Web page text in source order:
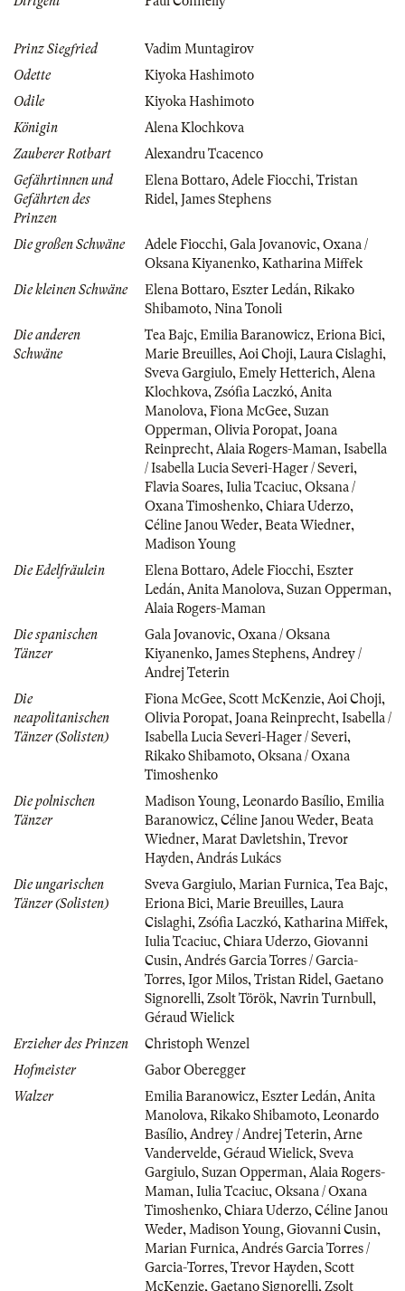
Prinz Siegfried
Vadim Muntagirov
Odette
Kiyoka Hashimoto
Odile
Kiyoka Hashimoto
Königin
Alena Klochkova
Zauberer Rotbart
Alexandru Tcacenco
Gefährtinnen und
Gefährten des
Prinzen
Elena Bottaro, Adele Fiocchi, Tristan
Ridel , James Stephens
Die großen Schwäne Adele Fiocchi, Gala Jovanovic, Oxana /
Oksana Kiyanenko, Katharina Miffek
Die kleinen Schwäne
Elena Bottaro, Eszter Ledán, Rikako
Shibamoto, Nina Tonoli
Die anderen
Schwäne
Tea Bajc, Emilia Baranowicz, Eriona Bici,
Marie Breuilles, Aoi Choji, Laura Cislaghi,
Sveva Gargiulo, Emely Hetterich, Alena
Klochkova, Zsófia Laczkó, Anita
Manolova, Fiona McGee, Suzan
Opperman, Olivia Poropat, Joana
Reinprecht, Alaia Rogers-Maman, Isabella
/ Isabella Lucia Severi-Hager / Severi,
Flavia Soares, Iulia Tcaciuc, Oksana /
Oxana Timoshenko, Chiara Uderzo,
Céline Janou Weder, Beata Wiedner,
Madison Young
Die Edelfräulein
Elena Bottaro, Adele Fiocchi, Eszter
Ledán, Anita Manolova, Suzan Opperman,
Alaia Rogers-Maman
Die spanischen
Tänzer
Gala Jovanovic, Oxana / Oksana
Kiyanenko, James Stephens, Andrey /
Andrej Teterin
Die
neapolitanischen
Tänzer (Solisten)
Fiona McGee, Scott McKenzie, Aoi Choji,
Olivia Poropat, Joana Reinprecht, Isabella /
Isabella Lucia Severi-Hager / Severi,
Rikako Shibamoto, Oksana / Oxana
Timoshenko
Die polnischen
Tänzer
Madison Young, Leonardo Basílio, Emilia
Baranowicz, Céline Janou Weder, Beata
Wiedner, Marat Davletshin, Trevor
Hayden, András Lukács
Die ungarischen
Tänzer (Solisten)
Sveva Gargiulo, Marian Furnica, Tea Bajc,
Eriona Bici, Marie Breuilles, Laura
Cislaghi, Zsófia Laczkó, Katharina Miffek,
Iulia Tcaciuc, Chiara Uderzo, Giovanni
Cusin, Andrés Garcia Torres / Garcia-
Torres, Igor Milos, Tristan Ridel , Gaetano
Signorelli, Zsolt Török, Navrin Turnbull ,
Géraud Wielick
Erzieher des Prinzen
Christoph Wenzel
Hofmeister
Gabor Oberegger
Walzer
Emilia Baranowicz, Eszter Ledán, Anita
Manolova, Rikako Shibamoto, Leonardo
Basílio, Andrey / Andrej Teterin, Arne
Vandervelde, Géraud Wielick, Sveva
Gargiulo, Suzan Opperman, Alaia Rogers-
Maman, Iulia Tcaciuc, Oksana / Oxana
Timoshenko, Chiara Uderzo, Céline Janou
Weder, Madison Young, Giovanni Cusin,
Marian Furnica, Andrés Garcia Torres /
Garcia-Torres, Trevor Hayden, Scott
McKenzie, Gaetano Signorelli, Zsolt